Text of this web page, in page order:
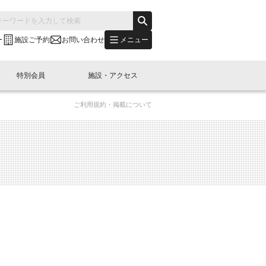
施設ご予約 お問い合わせ メニュー
別会員開催
展・参加
"LINK-BioBAY TOKYO"？
(News Letter)
コラム
ュース・事業紹介
ベント
LINK-J WEST
容
本橋エリアについて
特別会員
し込み
施設・アクセス
予約
ご利用規約・掲載について